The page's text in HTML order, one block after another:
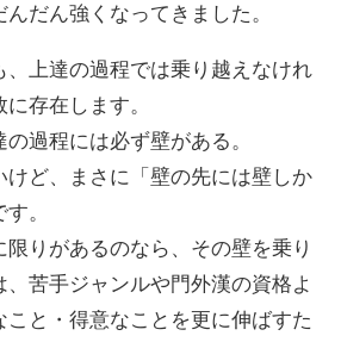
だん強くなってきました。
、上達の過程では乗り越えなけれ
存在します。
過程には必ず壁がある。
けど、まさに「壁の先には壁しか
。
りがあるのなら、その壁を乗り
苦手ジャンルや門外漢の資格よ
こと・得意なことを更に伸ばすた